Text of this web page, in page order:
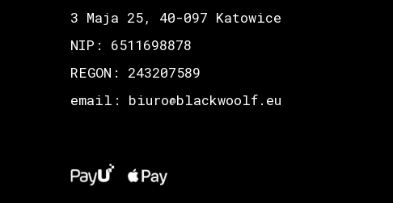
3 Maja 25, 40-097 Katowice
NIP: 6511698878
REGON: 243207589
email: biuro@blackwoolf.eu